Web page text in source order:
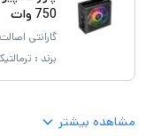
750 وات
گارانتی
برند :
مشاهده بیشتر